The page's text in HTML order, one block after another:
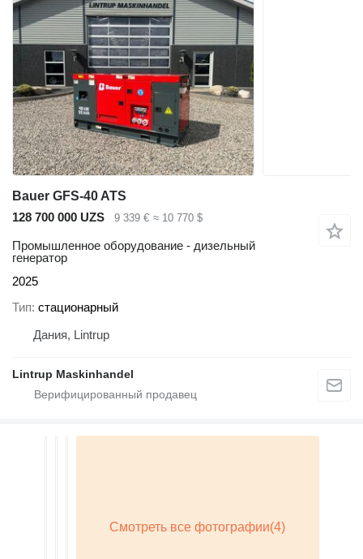
Bauer GFS-40 ATS
128 700 000 UZS
9 339 € ≈ 10 770 $
Промышленное оборудование - дизельный
генератор
2025
Тип стационарный
Дания, Lintrup
Lintrup Maskinhandel